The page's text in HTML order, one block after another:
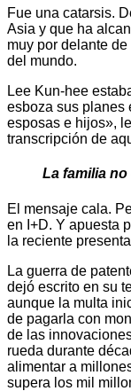
Fue una catarsis.
Asia y que ha
muy por delante
del mundo.
Lee Kun-hee
esboza sus planes
esposas e hijos»,
transcripción de
La familia
El mensaje cala.
en I+D. Y apuesta
la reciente
La guerra de
dejó escrito en su
aunque la multa
de pagarla con
de las
rueda durante
alimentar a
supera los mil